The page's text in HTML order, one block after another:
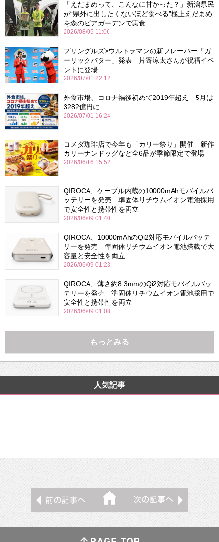
「えだまめって、こんなに甘かった？」新潟県民
が“県外に出したくないほど食べる”極上えだまめ
を森のビアガーデンで実食
2026/08/05 11:06
プリングルズ×ウルトラマンの新フレーバー「ガ
ーリックバター」発表 片寄涼太さんが祝福イベ
ントに登場
2026/07/01 22:12
外食市場、コロナ禍後初めて2019年超え 5月は
3282億円に
2026/07/01 16:24
コメダ珈琲店で今年も「カリー祭り」開催 新作
カリーナンドッグなど全6品が季節限定で登場
2026/06/16 15:52
QIROCA、ケーブル内蔵の10000mAhモバイルバ
ッテリーを発売 準固体リチウムイオン電池採用
で安全性と携帯性を両立
2026/06/09 01:40
QIROCA、10000mAhのQi2対応モバイルバッテ
リーを発売 準固体リチウムイオン電池搭載で大
容量と安全性を両立
2026/06/09 01:23
QIROCA、薄さ約8.3mmのQi2対応モバイルバッ
テリーを発売 準固体リチウムイオン電池採用で
安全性と携帯性を両立
2026/06/09 01:08
もっとみる
人気記事